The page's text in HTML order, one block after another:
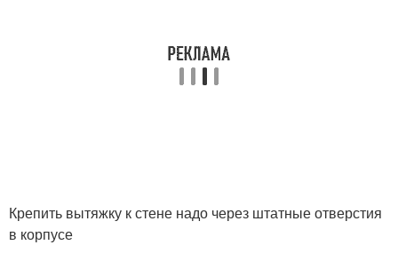
Крепить вытяжку к стене надо через штатные отверстия
в корпусе